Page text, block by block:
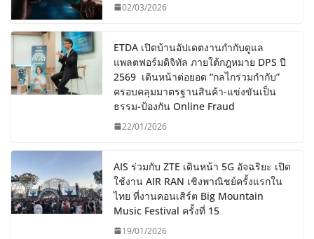
02/03/2026
ETDA เปิดบ้านอัปเดตงานกำกับดูแล
แพลตฟอร์มดิจิทัล ภายใต้กฎหมาย DPS ปี
2569 เดินหน้าต่อยอด “กลไกร่วมกำกับ”
ครอบคลุมมาตรฐานสินค้า-แข่งขันเป็น
ธรรม-ป้องกัน Online Fraud
22/01/2026
AIS ร่วมกับ ZTE เดินหน้า 5G อัจฉริยะ เปิด
ใช้งาน AIR RAN เชิงพาณิชย์ครั้งแรกใน
ไทย ที่งานคอนเสิร์ต Big Mountain
Music Festival ครั้งที่ 15
19/01/2026